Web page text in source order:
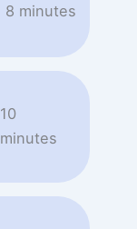
8 minutes
10
minutes